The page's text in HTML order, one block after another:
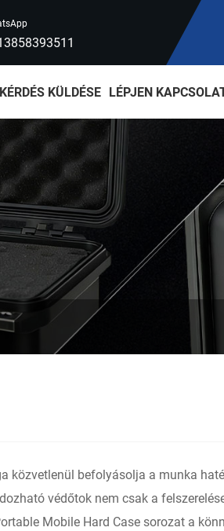
KÉRDÉS KÜLDÉSE LÉPJEN
közvetlenül befolyásolja a munka
védőtok nem csak a
Mobile Hard Case sorozat a